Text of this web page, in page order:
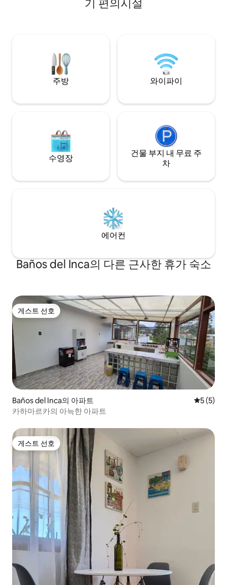
교감하고자 하는 자연 애호가, 디지털 노마
🏡✨
기 편의시설
주방 와이파이
수영장
건물 부지 내 무료 주
차
에어컨
Baños del Inca의 다른 근사한 휴가 숙소
게스트 선호
게스트 선호
Baños del Inca의 아파트 평점 5점
5 (5)
카하마르카의 아늑한 아파트
게스트 선호
게스트 선호